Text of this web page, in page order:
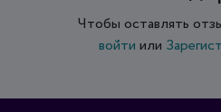
Чтобы оставлять
войти или